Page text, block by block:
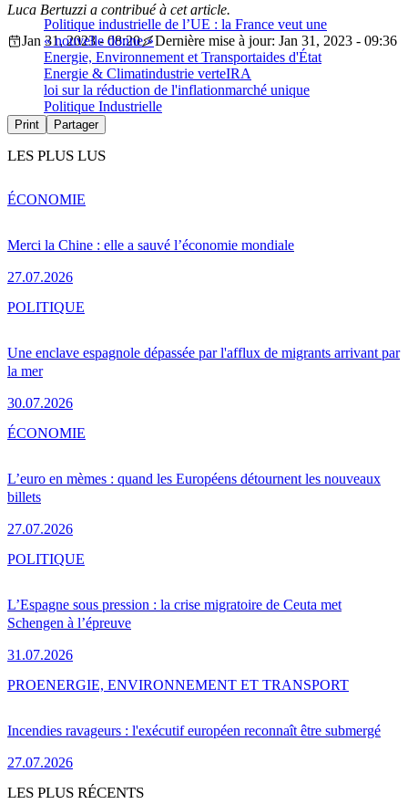
Politique industrielle de l’UE : la France veut une
« nouvelle donne »
Luca Bertuzzi a contribué à cet article.
Jan 31, 2023 - 08:20
Dernière mise à jour: Jan 31, 2023 - 09:36
Energie, Environnement et Transportaides d'État
Energie & Climatindustrie verteIRA
loi sur la réduction de l'inflationmarché unique
Politique Industrielle
Print Partager
LES PLUS LUS
Merci la Chine : elle a sauvé l’économie mondiale
27.07.2026
ÉCONOMIE
Une enclave espagnole dépassée par l'afflux de migrants arrivant par
la mer
30.07.2026
POLITIQUE
L’euro en mèmes : quand les Européens détournent les nouveaux
billets
27.07.2026
ÉCONOMIE
L’Espagne sous pression : la crise migratoire de Ceuta met
Schengen à l’épreuve
31.07.2026
POLITIQUE
Incendies ravageurs : l'exécutif européen reconnaît être submergé
27.07.2026
PROENERGIE, ENVIRONNEMENT ET TRANSPORT
LES PLUS RÉCENTS